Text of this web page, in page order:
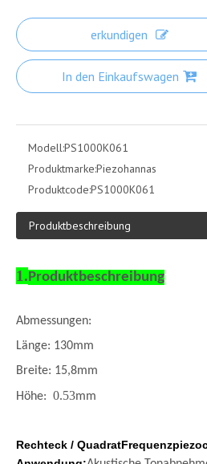
erkundigen
In den Einkaufswagen
Modell:PS1000K061
Produktmarke:Piezohannas
Produktcode:PS1000K061
Produktbeschreibung
1. Produktbeschreibung
Abmessungen:
Länge: 130mm
Breite: 15,8mm
Höhe: 0.53mm
Rechteck / Quadrat